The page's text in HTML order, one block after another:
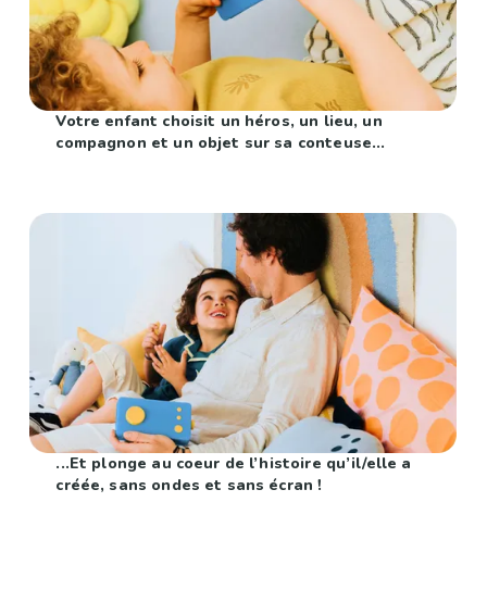
Votre enfant choisit un héros, un lieu, un
compagnon et un objet sur sa conteuse...
...Et plonge au coeur de l’histoire qu’il/elle a
créée, sans ondes et sans écran !